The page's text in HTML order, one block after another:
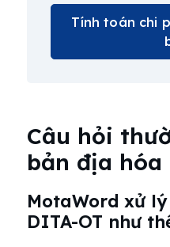
Tính toán chi
Câu hỏi
bản địa hóa
MotaWord xử
DITA-OT như